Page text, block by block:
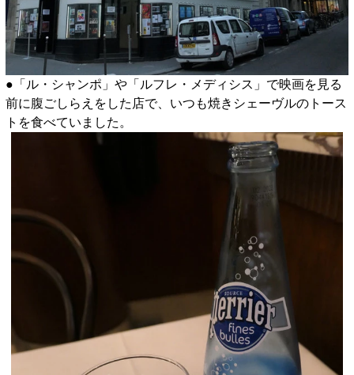
●「ル・シャンポ」や「ルフレ・メディシス」で映画を見る
前に腹ごしらえをした店で、いつも焼きシェーヴルのトース
トを食べていました。